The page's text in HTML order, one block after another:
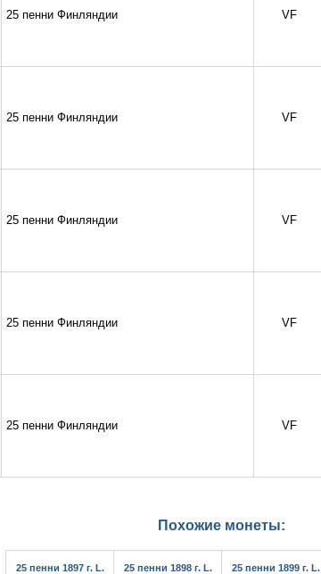
25 пенни Финляндии VF
25 пенни Финляндии VF
25 пенни Финляндии VF
25 пенни Финляндии VF
25 пенни Финляндии VF
Похожие монеты:
25 пенни 1897 г. L. 25 пенни 1898 г. L. 25 пенни 1899 г. L.